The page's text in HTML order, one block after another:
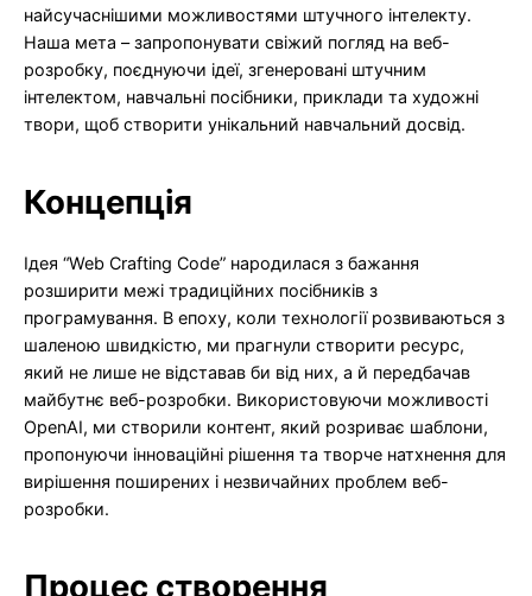
найсучаснішими можливостями штучного інтелекту.
Наша мета – запропонувати свіжий погляд на веб-
розробку, поєднуючи ідеї, згенеровані штучним
інтелектом, навчальні посібники, приклади та художні
твори, щоб створити унікальний навчальний досвід.
Концепція
Ідея “Web Crafting Code” народилася з бажання
розширити межі традиційних посібників з
програмування. В епоху, коли технології розвиваються з
шаленою швидкістю, ми прагнули створити ресурс,
який не лише не відставав би від них, а й передбачав
майбутнє веб-розробки. Використовуючи можливості
OpenAI, ми створили контент, який розриває шаблони,
пропонуючи інноваційні рішення та творче натхнення для
вирішення поширених і незвичайних проблем веб-
розробки.
Процес створення